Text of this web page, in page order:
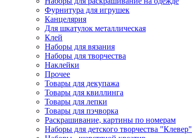
Фурнитура для игрушек
Канцелярия
Для шкатулок металлическая
Клей
Наборы для вязания
Наборы для творчества
Наклейки
Прочее
Товары для декупажа
Товары для квиллинга
Товары для лепки
Товары для пэчворка
Раскрашивание, картины по номерам
Наборы для детского творчества "Клевер"